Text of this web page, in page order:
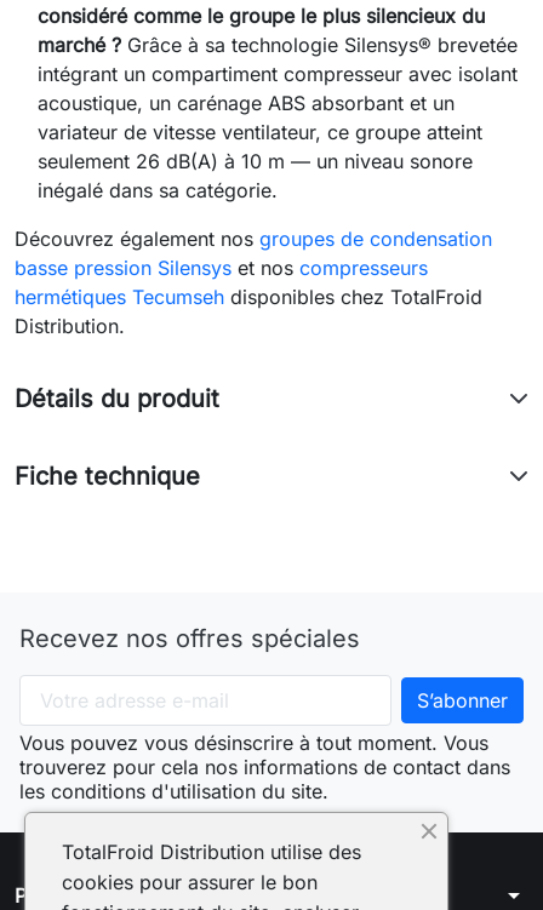
considéré comme le groupe le plus silencieux du
marché ? Grâce à sa technologie Silensys® brevetée
intégrant un compartiment compresseur avec isolant
acoustique, un carénage ABS absorbant et un
variateur de vitesse ventilateur, ce groupe atteint
seulement 26 dB(A) à 10 m — un niveau sonore
inégalé dans sa catégorie.
Découvrez également nos groupes de condensation
basse pression Silensys et nos compresseurs
hermétiques Tecumseh disponibles chez TotalFroid
Distribution.
Détails du produit
Fiche technique
Recevez nos offres spéciales
Vous pouvez vous désinscrire à tout moment. Vous
trouverez pour cela nos informations de contact dans
les conditions d'utilisation du site.
Produits arrow_drop_down
TotalFroid Distribution utilise des
cookies pour assurer le bon